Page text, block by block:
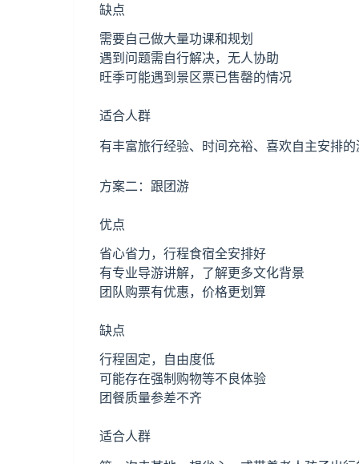
缺点
需要自己做大量功课和规划
遇到问题需自行解决，无人协助
旺季可能遇到景区票已售罄的情况
适合人群
有丰富旅行经验、时间充裕、喜欢自主安排的
方案二：跟团游
优点
省心省力，行程食宿全安排好
有专业导游讲解，了解更多文化背景
团队购票有优惠，价格更划算
缺点
行程固定，自由度低
可能存在强制购物等不良体验
团餐质量参差不齐
适合人群